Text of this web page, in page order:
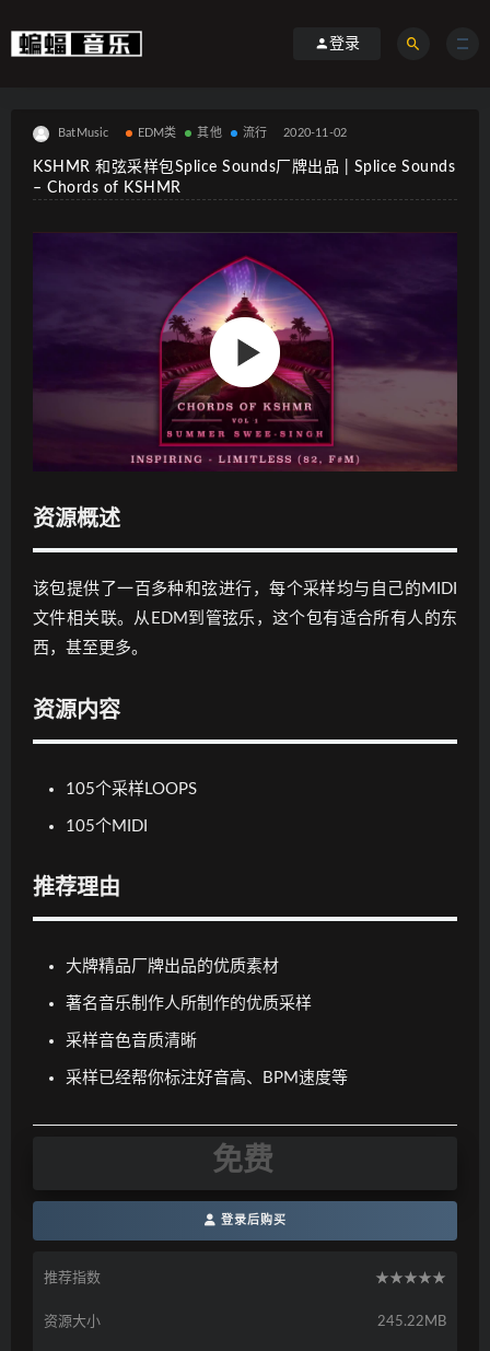
登录
BatMusic EDM类 其他 流行 2020-11-02
KSHMR 和弦采样包Splice Sounds厂牌出品 | Splice Sounds
– Chords of KSHMR
资源概述
该包提供了一百多种和弦进行，每个采样均与自己的MIDI
文件相关联。从EDM到管弦乐，这个包有适合所有人的东
西，甚至更多。
资源内容
105个采样LOOPS
105个MIDI
推荐理由
大牌精品厂牌出品的优质素材
著名音乐制作人所制作的优质采样
采样音色音质清晰
采样已经帮你标注好音高、BPM速度等
免费
登录后购买
推荐指数 ★★★★★
资源大小 245.22MB